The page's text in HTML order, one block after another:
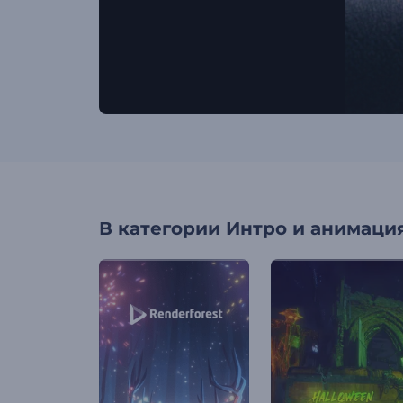
В категории Интро и